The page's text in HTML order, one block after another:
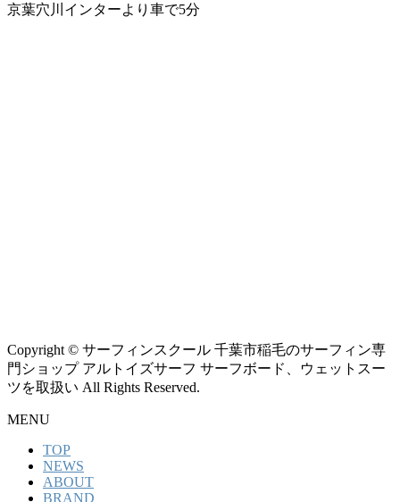
京葉穴川インターより車で5分
Copyright © サーフィンスクール 千葉市稲毛のサーフィン専
門ショップ アルトイズサーフ サーフボード、ウェットスー
ツを取扱い All Rights Reserved.
MENU
TOP
NEWS
ABOUT
BRAND